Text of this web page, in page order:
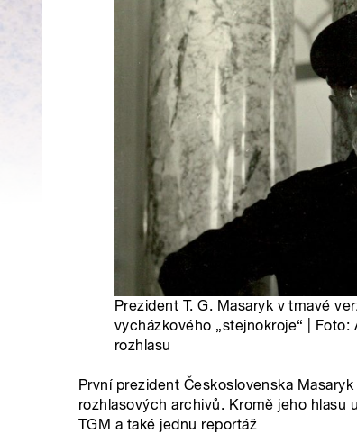
Prezident T. G. Masaryk v tmavé
vycházkového „stejnokroje“ |
rozhlasu
První prezident Československa
rozhlasových archivů. Kromě jeho hlasu
TGM a také jednu reportáž